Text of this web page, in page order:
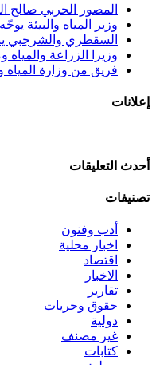
المصور الحربي صالح
وزير المياه والبيئة
السقطري والشرجبي
وزيرا الزراعة
فريق من وزارة المياه
إعلانات
أحدث التعليقات
تصنيفات
أدب وفنون
اخبار محلية
اقتصاد
الاخبار
تقارير
حقوق وحريات
دولية
غير مصنف
كتابات